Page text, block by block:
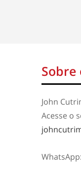
John
Acesse o